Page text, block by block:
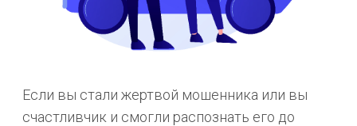
Если вы стали жертвой мошенника или вы
счастливчик и смогли распознать его до